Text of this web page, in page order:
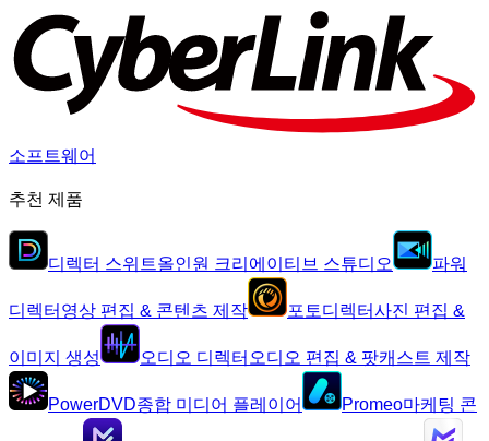
소프트웨어
추천 제품
디렉터 스위트올인원 크리에이티브 스튜디오 파워
디렉터 영상 편집 & 콘텐츠 제작 포토디렉터사진 편집 &
이미지 생성 오디오 디렉터 오디오 편집 & 팟캐스트 제작
PowerDVD종합 미디어 플레이어 Promeo마케팅 콘